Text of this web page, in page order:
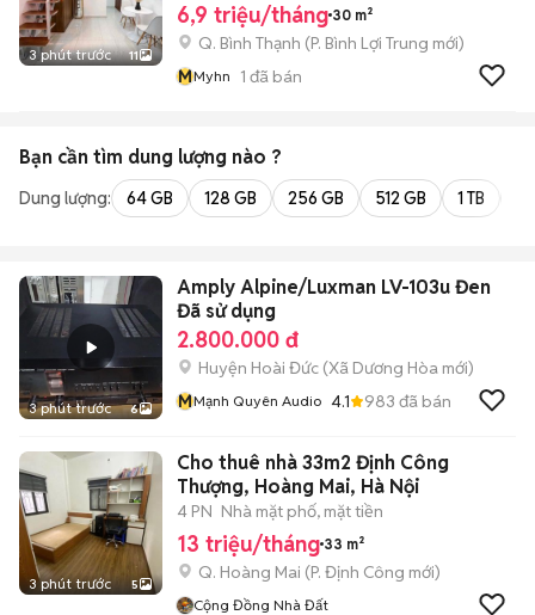
3 phút trước 11
6,9 triệu/tháng 30 m²
Q. Bình Thạnh (P. Bình Lợi Trung mới)
MMyhn 1 đã bán
Bạn cần tìm dung lượng nào ?
Dung lượng: 64 GB 128 GB 256 GB 512 GB 1 TB
3 phút trước 6
Amply Alpine/Luxman LV-103u Đen
Đã sử dụng
2.800.000 đ
Huyện Hoài Đức (Xã Dương Hòa mới)
MMạnh Quyên Audio 4.1 983 đã bán
3 phút trước 5
Cho thuê nhà 33m2 Định Công
Thượng, Hoàng Mai, Hà Nội
4 PN Nhà mặt phố, mặt tiền
13 triệu/tháng 33 m²
Q. Hoàng Mai (P. Định Công mới)
Cộng Đồng Nhà Đất